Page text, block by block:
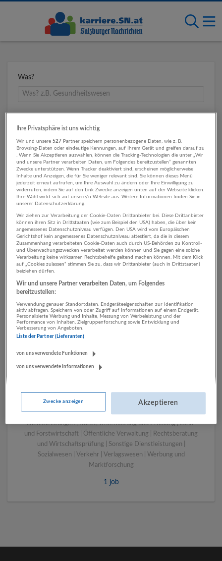
Was?
Umkreis
1 IT, EDV Kunst, Unterhaltung
und Erholung Unternehmen
LUGSTEIN CONSULTING
Bau | Beherbergung und Gastronomie | Einzelhandel |
Energieversorgung | Finanz- und Versicherungsleistungen |
Gesundheitswesen | Herstellung von Waren | IT-
Dienstleistungen | Kunst, Unterhaltung und Erholung | Land-
und Forstwirtschaft | Öffentliche Verwaltung | Rechtsberatung
und Wirtschaftsprüfung | Sonstige Dienstleistungen |
Sozialwesen | Verkehr | Verlagswesen | Werbung und
Marktforschung
1 job
Ihre Privatsphäre ist uns wichtig
Wir und unsere527 Partner speichern personenbezogene Daten, wie z. B.
Browsing-Daten oder eindeutige Kennungen, auf Ihrem Gerät und greifen darauf zu
. Wenn Sie Akzeptieren auswählen, können die Tracking-Technologien die unter „Wir
und unsere Partner verarbeiten Daten, um Folgendes bereitzustellen“ genannten
Zwecke unterstützen. Wenn Tracker deaktiviert sind, erscheinen möglicherweise
Inhalte und Anzeigen, die für Sie weniger relevant sind. Sie können dieses Menü
jederzeit erneut aufrufen, um Ihre Auswahl zu ändern oder Ihre Einwilligung zu
widerrufen, indem Sie auf den Link Zwecke anzeigen unten auf der Webseite klicken.
Ihre Wahl wirkt sich auf unsere/n Website aus. Weitere Informationen finden Sie in
unserer Datenschutzerklärung.
Wir ziehen zur Verarbeitung der Cookie-Daten Drittanbieter bei. Diese Drittanbieter
können ihren Sitz in Drittstaaten (wie zum Beispiel den USA) haben, die über kein
angemessenes Datenschutzniveau verfügen. Den USA wird vom Europäischen
Gerichtshof kein angemessenes Datenschutzniveau attestiert, da die in diesem
Zusammenhang verarbeiteten Cookie-Daten auch durch US-Behörden zu Kontroll-
und Überwachungszwecken verarbeitet werden können und Sie gegen eine solche
Verarbeitung keine wirksamen Rechtsbehelfe geltend machen können. Mit dem Klick
auf „Cookies zulassen“ stimmen Sie zu, dass wir Drittanbieter (auch in Drittstaaten)
beiziehen dürfen.
Wir und unsere Partner verarbeiten Daten, um Folgendes
bereitzustellen:
Verwendung genauer Standortdaten. Endgeräteeigenschaften zur Identifikation
aktiv abfragen. Speichern von oder Zugriff auf Informationen auf einem Endgerät.
Personalisierte Werbung und Inhalte, Messung von Werbeleistung und der
Performance von Inhalten, Zielgruppenforschung sowie Entwicklung und
Verbesserung von Angeboten.
Liste der Partner (Lieferanten)
von uns verwendete Funktionen
von uns verwendete Informationen
Zwecke anzeigen Akzeptieren